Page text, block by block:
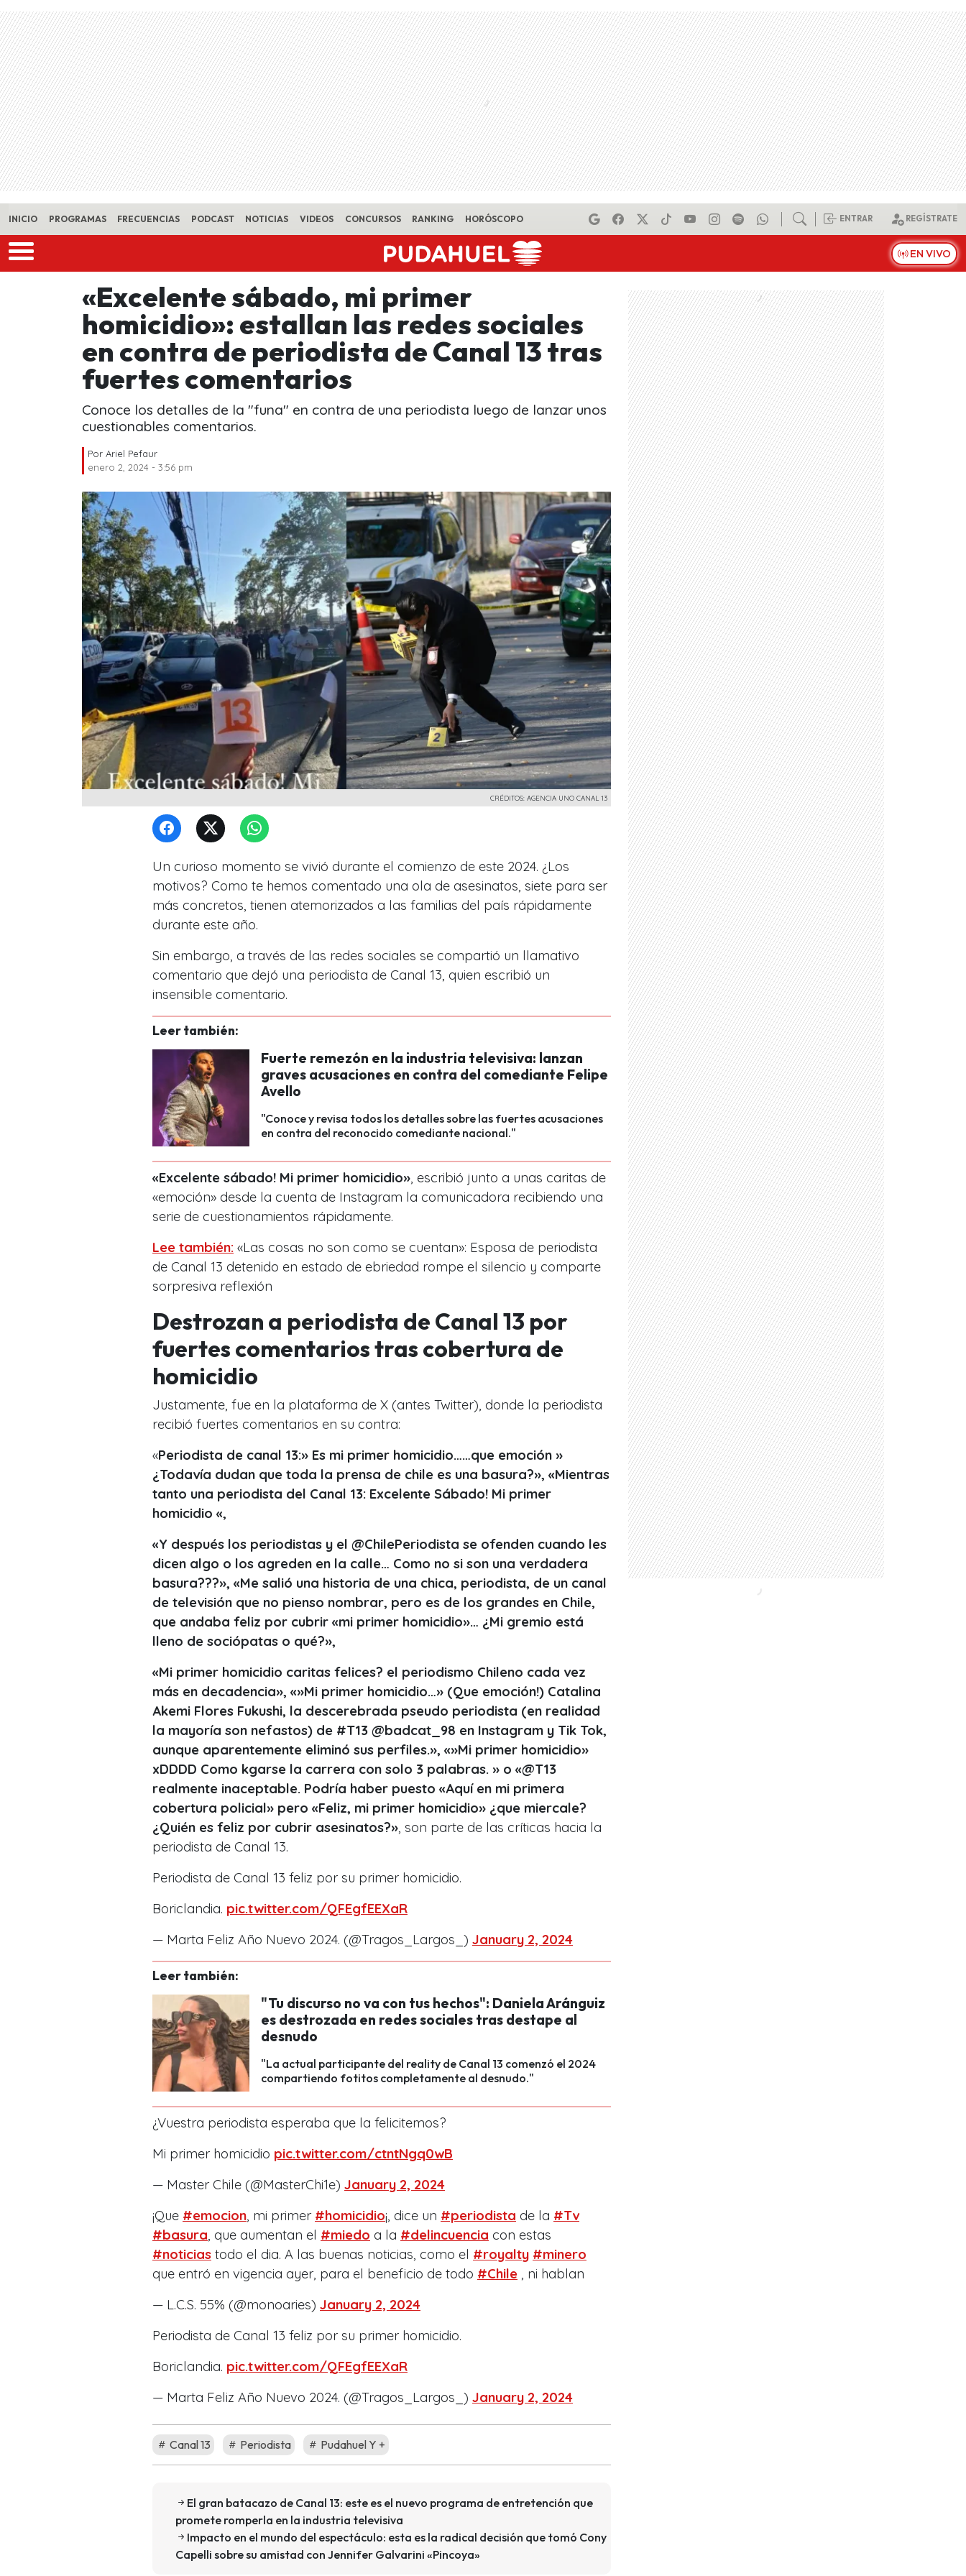
Skip to main content
INICIO PROGRAMAS FRECUENCIAS PODCAST NOTICIAS VIDEOS CONCURSOS RANKING HORÓSCOPO ENTRAR REGÍSTRATE
EN VIVO
«Excelente sábado, mi primer
homicidio»: estallan las redes sociales
en contra de periodista de Canal 13 tras
fuertes comentarios
Conoce los detalles de la "funa" en contra de una periodista luego de lanzar unos
cuestionables comentarios.
Por Ariel Pefaur
enero 2, 2024 - 3:56 pm
CRÉDITOS: AGENCIA UNO CANAL 13
Un curioso momento se vivió durante el comienzo de este 2024. ¿Los
motivos? Como te hemos comentado una ola de asesinatos, siete para ser
más concretos, tienen atemorizados a las familias del país rápidamente
durante este año.
Sin embargo, a través de las redes sociales se compartió un llamativo
comentario que dejó una periodista de Canal 13, quien escribió un
insensible comentario.
Leer también:
Fuerte remezón en la industria televisiva: lanzan
graves acusaciones en contra del comediante Felipe
Avello
"Conoce y revisa todos los detalles sobre las fuertes acusaciones
en contra del reconocido comediante nacional."
«Excelente sábado! Mi primer homicidio» , escribió junto a unas caritas de
«emoción» desde la cuenta de Instagram la comunicadora recibiendo una
serie de cuestionamientos rápidamente.
Lee también: «Las cosas no son como se cuentan»: Esposa de periodista
de Canal 13 detenido en estado de ebriedad rompe el silencio y comparte
sorpresiva reflexión
Destrozan a periodista de Canal 13 por
fuertes comentarios tras cobertura de
homicidio
Justamente, fue en la plataforma de X (antes Twitter), donde la periodista
recibió fuertes comentarios en su contra:
«Periodista de canal 13:» Es mi primer homicidio……que emoción »
¿Todavía dudan que toda la prensa de chile es una basura?», «Mientras
tanto una periodista del Canal 13: Excelente Sábado! Mi primer
homicidio «,
«Y después los periodistas y el @ChilePeriodista se ofenden cuando les
dicen algo o los agreden en la calle… Como no si son una verdadera
basura???», «Me salió una historia de una chica, periodista, de un canal
de televisión que no pienso nombrar, pero es de los grandes en Chile,
que andaba feliz por cubrir «mi primer homicidio»… ¿Mi gremio está
lleno de sociópatas o qué?»,
«Mi primer homicidio caritas felices? el periodismo Chileno cada vez
más en decadencia», «»Mi primer homicidio…» (Que emoción!) Catalina
Akemi Flores Fukushi, la descerebrada pseudo periodista (en realidad
la mayoría son nefastos) de #T13 @badcat_98 en Instagram y Tik Tok,
aunque aparentemente eliminó sus perfiles.», «»Mi primer homicidio»
xDDDD Como kgarse la carrera con solo 3 palabras. » o «@T13
realmente inaceptable. Podría haber puesto «Aquí en mi primera
cobertura policial» pero «Feliz, mi primer homicidio» ¿que miercale?
¿Quién es feliz por cubrir asesinatos?» , son parte de las críticas hacia la
periodista de Canal 13.
Periodista de Canal 13 feliz por su primer homicidio.
Boriclandia. pic.twitter.com/QFEgfEEXaR
— Marta Feliz Año Nuevo 2024. (@Tragos_Largos_) January 2, 2024
Leer también:
"Tu discurso no va con tus hechos": Daniela Aránguiz
es destrozada en redes sociales tras destape al
desnudo
"La actual participante del reality de Canal 13 comenzó el 2024
compartiendo fotitos completamente al desnudo."
¿Vuestra periodista esperaba que la felicitemos?
Mi primer homicidio pic.twitter.com/ctntNgq0wB
— Master Chile (@MasterChi1e) January 2, 2024
¡Que #emocion , mi primer #homicidio¡, dice un #periodista de la #Tv
#basura , que aumentan el #miedo a la #delincuencia con estas
#noticias todo el dia. A las buenas noticias, como el #royalty #minero
que entró en vigencia ayer, para el beneficio de todo #Chile , ni hablan
— L.C.S. 55% (@monoaries) January 2, 2024
Periodista de Canal 13 feliz por su primer homicidio.
Boriclandia. pic.twitter.com/QFEgfEEXaR
— Marta Feliz Año Nuevo 2024. (@Tragos_Largos_) January 2, 2024
Canal 13 Periodista Pudahuel Y +
El gran batacazo de Canal 13: este es el nuevo programa de entretención que
promete romperla en la industria televisiva
Impacto en el mundo del espectáculo: esta es la radical decisión que tomó Cony
Capelli sobre su amistad con Jennifer Galvarini «Pincoya»